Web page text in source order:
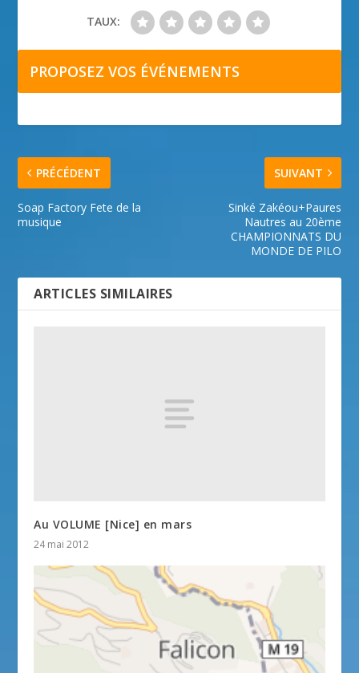
TAUX:
PROPOSEZ VOS ÉVÉNEMENTS
PRÉCÉDENT
Soap Factory Fete de la
musique
SUIVANT
Sinké Zakéou+Paures
Nautres au 20ème
CHAMPIONNATS DU
MONDE DE PILO
ARTICLES SIMILAIRES
Au VOLUME [Nice] en mars
24 mai 2012